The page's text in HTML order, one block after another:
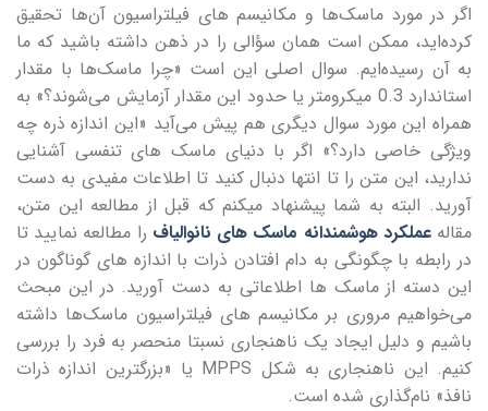
اگر در مورد ماسک‌ها و مکانیسم های فیلتراسیون آن‌ها تحقیق
کرده‌اید، ممکن است همان سؤالی را در ذهن داشته باشید که ما
به آن رسیده‌ایم. سوال اصلی این است «چرا ماسک‌ها با مقدار
استاندارد 0.3 میکرومتر یا حدود این مقدار آزمایش می‌شوند؟» به
همراه این مورد سوال دیگری هم پیش می‌آید «این اندازه ذره چه
ویژگی خاصی دارد؟» اگر با دنیای ماسک های تنفسی آشنایی
ندارید، این متن را تا انتها دنبال کنید تا اطلاعات مفیدی به دست
آورید. البته به شما پیشنهاد میکنم که قبل از مطالعه این متن،
مقالهعملکرد هوشمندانه ماسک های نانوالیاف را مطالعه نمایید تا
در رابطه با چگونگی به دام افتادن ذرات با اندازه های گوناگون در
این دسته از ماسک ها اطلاعاتی به دست آورید. در این مبحث
می‌خواهیم مروری بر مکانیسم‌ های فیلتراسیون ماسک‌ها داشته
باشیم و دلیل ایجاد یک ناهنجاری نسبتا منحصر به ‌فرد را بررسی
کنیم. این ناهنجاری به شکل MPPS یا «بزرگترین اندازه ذرات
نافذ» نام‌گذاری شده است.